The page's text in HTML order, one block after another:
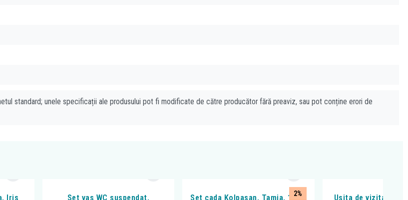
standard; unele specificații ale produsului pot fi modificate de către producător fără preaviz, sau pot conține erori de
Iris
Set vas WC suspendat,
2%
Set cada Kolpasan, Tamia, 170 x
Usita de vizitare